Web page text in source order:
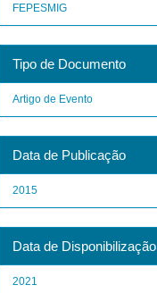
FEPESMIG
Tipo de Documento
Artigo de Evento
Data de Publicação
2015
Data de Disponibilização
2021